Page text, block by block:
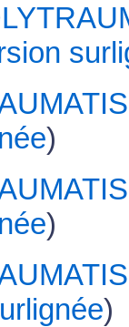
)
)
)